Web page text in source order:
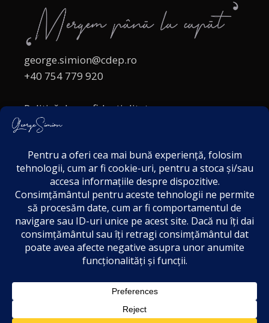
george.simion@cdep.ro
+40 754 779 920
Politică de confidențialitate
Politica cookies
Acordul de markting
Disclaimer